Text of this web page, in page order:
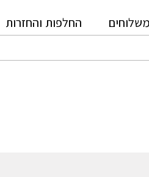
משלוחים החלפות והחזרות